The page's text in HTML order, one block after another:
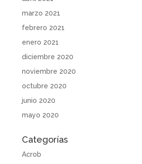
marzo 2021
febrero 2021
enero 2021
diciembre 2020
noviembre 2020
octubre 2020
junio 2020
mayo 2020
Categorías
Acrob